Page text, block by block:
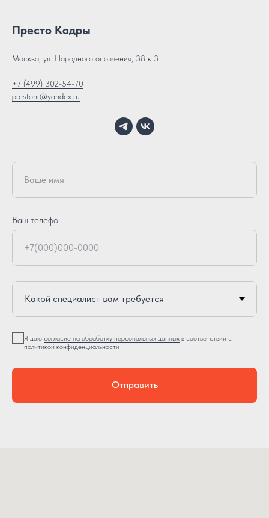
Престо Кадры
Москва, ул. Народного ополчения, 38 к 3
+7 (499) 302-54-70
prestohr@yandex.ru
Ваше имя
Ваш телефон
+7(000)000-0000
Я даю согласие на обработку персональных данных в соответствии с
политикой конфиденциальности
Отправить